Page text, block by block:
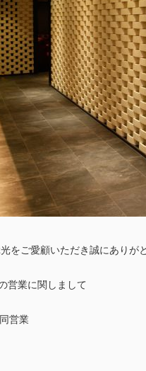
をご愛顧いただき誠にありが
営業に関しまして
営業